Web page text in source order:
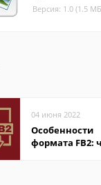
Версия: 1.0 (1.5
04 июня 2022
Особенности
формата FB2: